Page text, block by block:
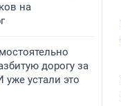
на
дорогу за
устали это